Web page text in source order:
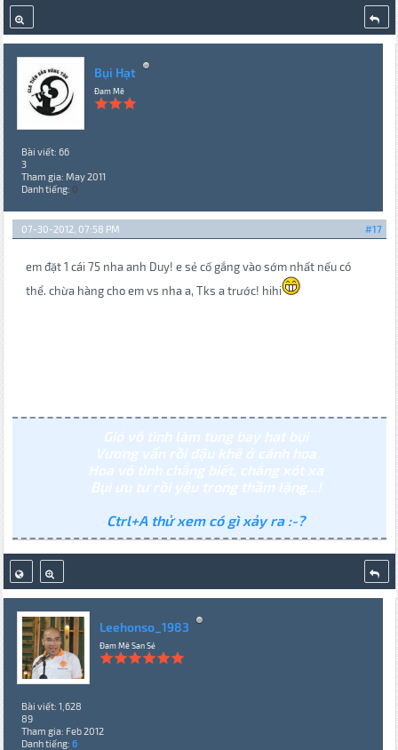
Bụi Hạt
Đam Mê
Bài viết: 66
3
Tham gia: May 2011
Danh tiếng: 0
#17
07-30-2012, 07:58 PM
em đặt 1 cái 75 nha anh Duy! e sẻ cố gắng vào sớm nhất nếu có
thể. chừa hàng cho em vs nha a, Tks a trước! hihi
Gió vô tình làm tung bay hạt bụi
Vương vấn rồi đậu khẽ ở cánh hoa
Hoa vô tình chẳng biết, chẳng xót xa
Bụi ưu tư rồi yêu trong thầm lặng...!
Ctrl+A thử xem có gì xảy ra :-?
Leehonso_1983
Đam Mê San Sẻ
Bài viết: 1,628
89
Tham gia: Feb 2012
Danh tiếng: 6